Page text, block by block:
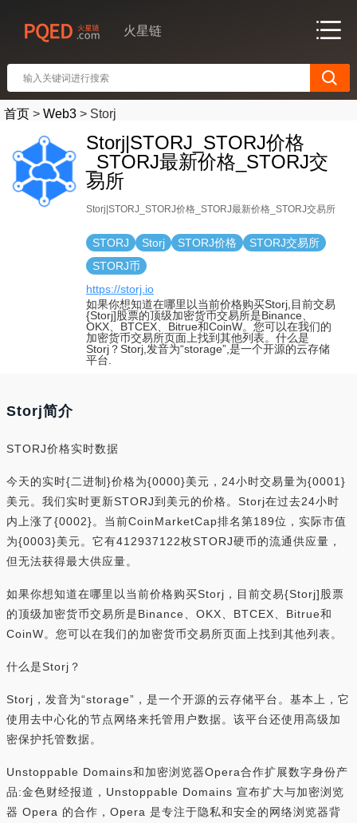
火星链
首页 > Web3 > Storj
Storj|STORJ_STORJ价格
_STORJ最新价格_STORJ交
易所
Storj|STORJ_STORJ价格_STORJ最新价格_STORJ交易所
STORJ Storj STORJ价格
STORJ交易所
STORJ币
https://storj.io
如果你想知道在哪里以当前价格购买Storj,目前交易
{Storj]股票的顶级加密货币交易所是Binance、
OKX、BTCEX、Bitrue和CoinW。您可以在我们的
加密货币交易所页面上找到其他列表。什么是
Storj？Storj,发音为“storage”,是一个开源的云存储
平台.
Storj简介
STORJ价格实时数据
今天的实时{二进制}价格为{0000}美元，24小时交易量为{0001}
美元。我们实时更新STORJ到美元的价格。Storj在过去24小时
内上涨了{0002}。当前CoinMarketCap排名第189位，实际市值
为{0003}美元。它有412937122枚STORJ硬币的流通供应量，
但无法获得最大供应量。
如果你想知道在哪里以当前价格购买Storj，目前交易{Storj]股票
的顶级加密货币交易所是Binance、OKX、BTCEX、Bitrue和
CoinW。您可以在我们的加密货币交易所页面上找到其他列表。
什么是Storj？
Storj，发音为“storage”，是一个开源的云存储平台。基本上，它
使用去中心化的节点网络来托管用户数据。该平台还使用高级加
密保护托管数据。
Unstoppable Domains和加密浏览器Opera合作扩展数字身份产
品:金色财经报道，Unstoppable Domains 宣布扩大与加密浏览
器 Opera 的合作，Opera 是专注于隐私和安全的网络浏览器背